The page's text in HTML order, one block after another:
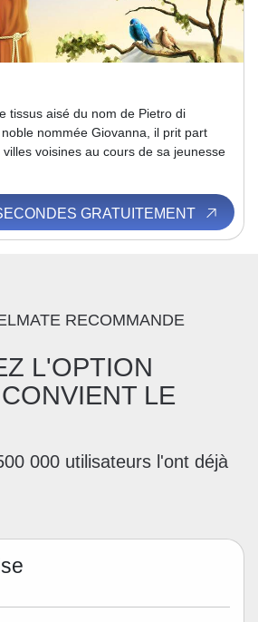
tissus aisé du nom de Pietro di
nommée Giovanna, il prit part
voisines au cours de sa jeunesse
GRATUITEMENT
RECOMMANDE
L'OPTION
LE
000 utilisateurs l'ont déjà